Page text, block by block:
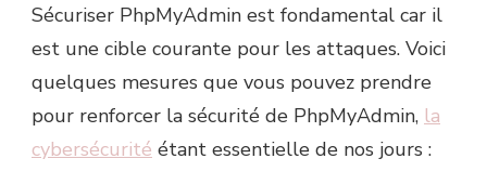
Sécuriser PhpMyAdmin est fondamental car il
est une cible courante pour les attaques. Voici
quelques mesures que vous pouvez prendre
pour renforcer la sécurité de PhpMyAdmin, la
cybersécurité étant essentielle de nos jours :